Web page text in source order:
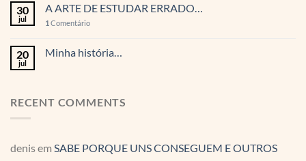
30
jul
A ARTE DE ESTUDAR ERRADO…
1 Comentário
20
jul
Minha história…
RECENT COMMENTS
denisem SABE PORQUE UNS CONSEGUEM E OUTROS